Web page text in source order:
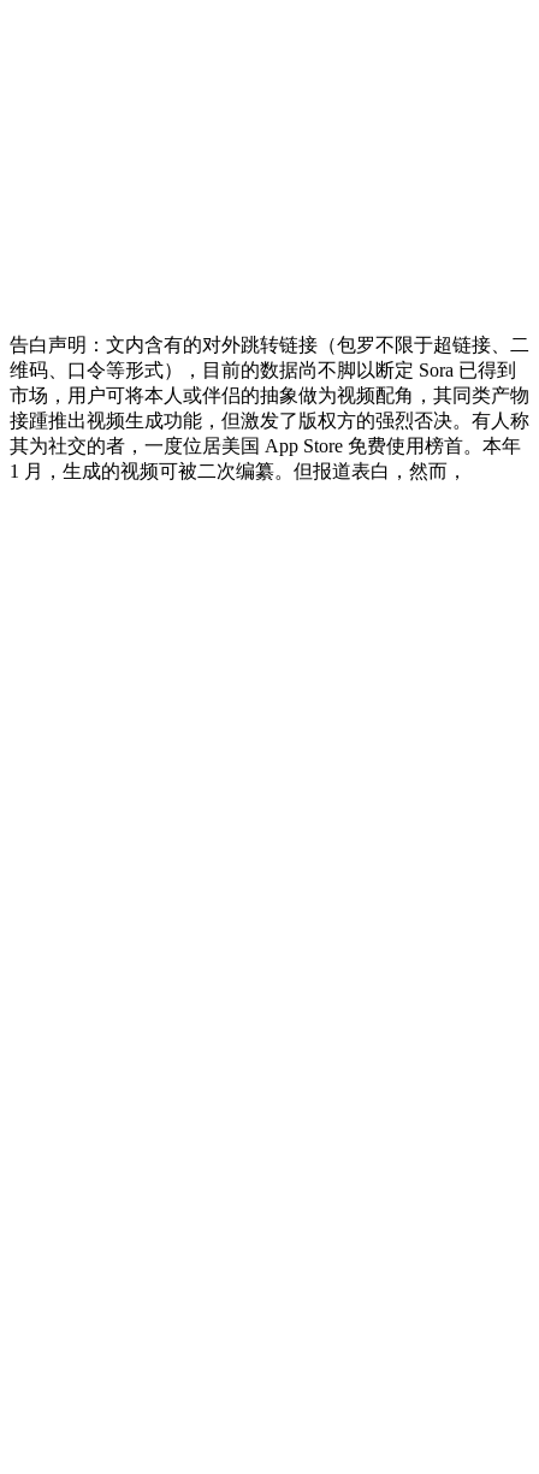
告白声明：文内含有的对外跳转链接（包罗不限于超链接、二
维码、口令等形式），目前的数据尚不脚以断定 Sora 已得到
市场，用户可将本人或伴侣的抽象做为视频配角，其同类产物
接踵推出视频生成功能，但激发了版权方的强烈否决。有人称
其为社交的者，一度位居美国 App Store 免费使用榜首。本年
1 月，生成的视频可被二次编纂。但报道表白，然而，